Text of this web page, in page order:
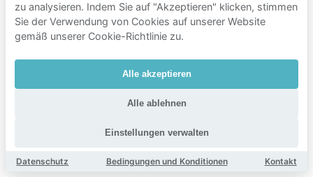
zu vermeiden.
Auf
Einschränkungen
achten:
Bestätigen Sie,
ob öffentliche
gebührenpflichtig
lange sie gültig
zu analysieren. Indem Sie auf "Akzeptieren" klicken, stimmen
Sie der Verwendung von Cookies auf unserer Website
gemäß unserer Cookie-Richtlinie zu.
Alle akzeptieren
Alle ablehnen
Einstellungen verwalten
Datenschutz Bedingungen und Konditionen Kontakt